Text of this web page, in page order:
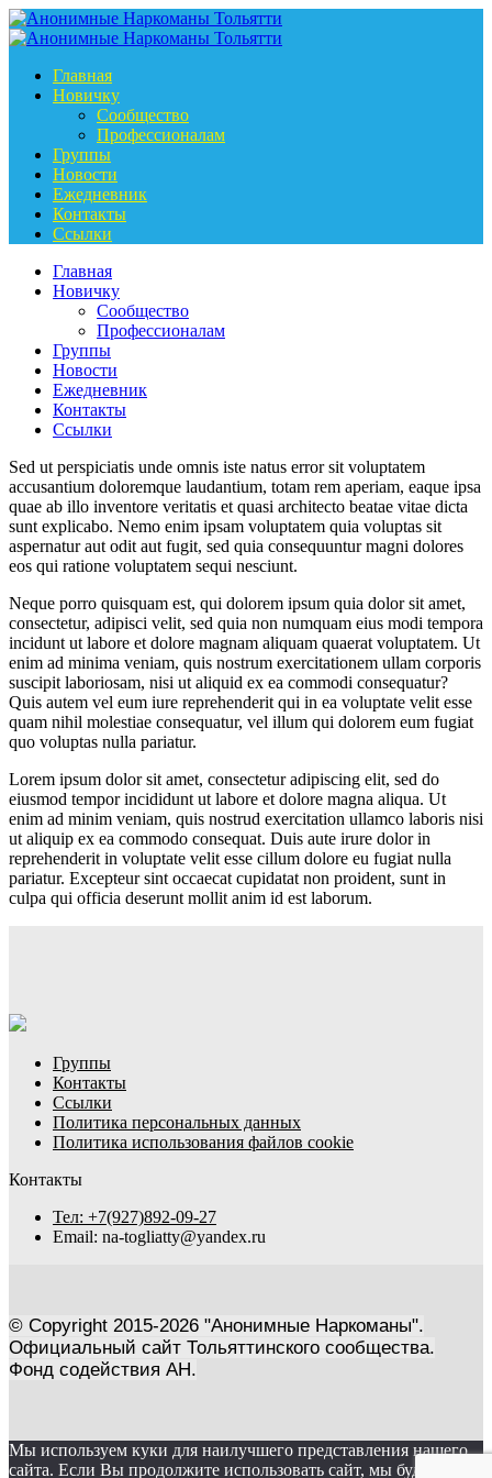
Главная
Новичку
Сообщество
Профессионалам
Группы
Новости
Ежедневник
Контакты
Ссылки
Главная
Новичку
Сообщество
Профессионалам
Группы
Новости
Ежедневник
Контакты
Ссылки
Sed ut perspiciatis unde omnis iste natus error sit voluptatem
accusantium doloremque laudantium, totam rem aperiam, eaque ipsa
quae ab illo inventore veritatis et quasi architecto beatae vitae dicta
sunt explicabo. Nemo enim ipsam voluptatem quia voluptas sit
aspernatur aut odit aut fugit, sed quia consequuntur magni dolores
eos qui ratione voluptatem sequi nesciunt.
Neque porro quisquam est, qui dolorem ipsum quia dolor sit amet,
consectetur, adipisci velit, sed quia non numquam eius modi tempora
incidunt ut labore et dolore magnam aliquam quaerat voluptatem. Ut
enim ad minima veniam, quis nostrum exercitationem ullam corporis
suscipit laboriosam, nisi ut aliquid ex ea commodi consequatur?
Quis autem vel eum iure reprehenderit qui in ea voluptate velit esse
quam nihil molestiae consequatur, vel illum qui dolorem eum fugiat
quo voluptas nulla pariatur.
Lorem ipsum dolor sit amet, consectetur adipiscing elit, sed do
eiusmod tempor incididunt ut labore et dolore magna aliqua. Ut
enim ad minim veniam, quis nostrud exercitation ullamco laboris nisi
ut aliquip ex ea commodo consequat. Duis aute irure dolor in
reprehenderit in voluptate velit esse cillum dolore eu fugiat nulla
pariatur. Excepteur sint occaecat cupidatat non proident, sunt in
culpa qui officia deserunt mollit anim id est laborum.
Группы
Контакты
Ссылки
Политика персональных данных
Политика использования файлов cookie
Контакты
Тел: +7(927)892-09-27
Email: na-togliatty@yandex.ru
© Copyright 2015-2026 "Анонимные Наркоманы".
Официальный сайт Тольяттинского сообщества.
Фонд содействия АН.
Мы используем куки для наилучшего представления нашего
сайта. Если Вы продолжите использовать сайт, мы будем